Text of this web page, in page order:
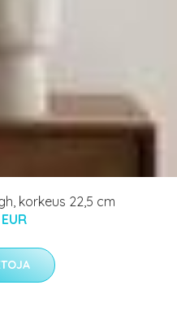
korkeus 22,5 cm